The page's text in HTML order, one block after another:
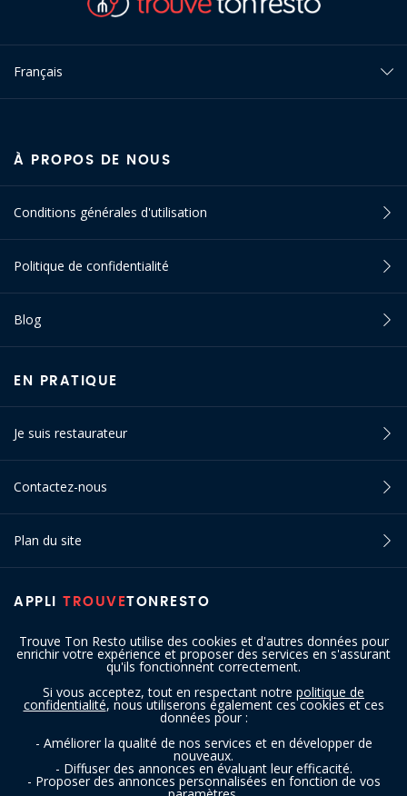
Trouve Ton Resto utilise des cookies et d'autres données pour
enrichir votre expérience et proposer des services en s'assurant
qu'ils fonctionnent correctement.
Si vous acceptez, tout en respectant notre politique de
confidentialité, nous utiliserons également ces cookies et ces
données pour :
- Améliorer la qualité de nos services et en développer de
nouveaux.
- Diffuser des annonces en évaluant leur efficacité.
- Proposer des annonces personnalisées en fonction de vos
Français
APPLI TROUVETONRESTO
À PROPOS DE NOUS
Conditions générales d'utilisation
Politique de confidentialité
Blog
EN PRATIQUE
Je suis restaurateur
Contactez-nous
Plan du site
SUIVEZ-NOUS